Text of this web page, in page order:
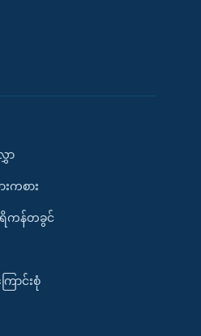
ာ
ကစား
ကန်တခွင်
ောင်းစုံ